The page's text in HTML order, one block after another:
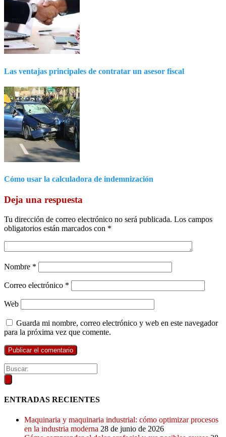
Las ventajas principales de contratar un asesor fiscal
Cómo usar la calculadora de indemnización
Deja una respuesta
Tu dirección de correo electrónico no será publicada. Los campos
obligatorios están marcados con *
Nombre *
Correo electrónico *
Web
Guarda mi nombre, correo electrónico y web en este navegador
para la próxima vez que comente.
ENTRADAS RECIENTES
Maquinaria y maquinaria industrial: cómo optimizar procesos
en la industria moderna 28 de junio de 2026